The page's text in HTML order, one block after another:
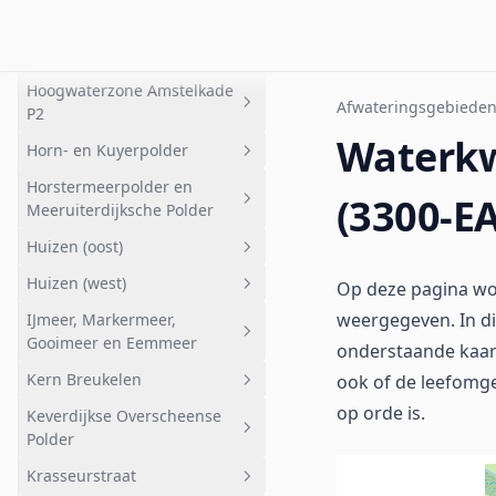
noord
zuid
Hollandsch Ankeveensche
Polder oost
Ankeveense Plassen HAP oost
Peilgebied 24-4
Geheel afwateringsgebied
Hoogwaterzone Amstelkade
P2
Geheel afwateringsgebied
Hoogwaterzone Amstelkade P2
Horn- en Kuyerpolder
Geheel afwateringsgebied
Bemalen gebied
Den Berg
Horstermeerpolder en
Meeruiterdijksche Polder
Geheel afwateringsgebied
Korremof
Polder
Meeruiterdijksche Polder
Huizen (oost)
Geheel afwateringsgebied
Bijvanck en Vierde Kwadrant
Huizen (west)
Geheel afwateringsgebied
IJmeer, Markermeer,
Gooimeer en Eemmeer
Geheel afwateringsgebied
Bovenmaat
Kern Breukelen
Geheel afwateringsgebied
Keverdijkse Overscheense
Polder
Geheel afwateringsgebied
Krasseurstraat
Afwateringsgebieden
(3300-
Op deze pagina
weergegeven. In
onderstaande
ook of de
op orde is.